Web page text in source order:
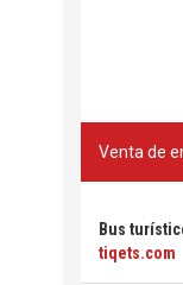
Venta de
Bus
tiqets.com